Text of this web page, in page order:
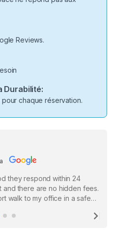
Reviews.
Durabilité:
chaque réservation.
they respond within 24
there are no hidden fees.
walk to my office in a safe
in distributing the